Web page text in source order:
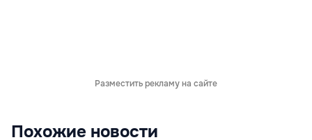
Разместить рекламу на сайте
Похожие новости